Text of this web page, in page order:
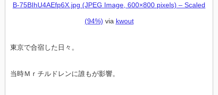
B-75BIhU4AEfp6X.jpg (JPEG Image, 600×800 pixels) – Scaled
(94%) via kwout
東京で合宿した日々。
当時Ｍｒチルドレンに誰もが影響。